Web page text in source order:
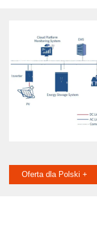
Oferta dla Polski +